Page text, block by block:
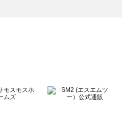
ーゴム）のアクセサリー一覧
セサリー一覧
一覧